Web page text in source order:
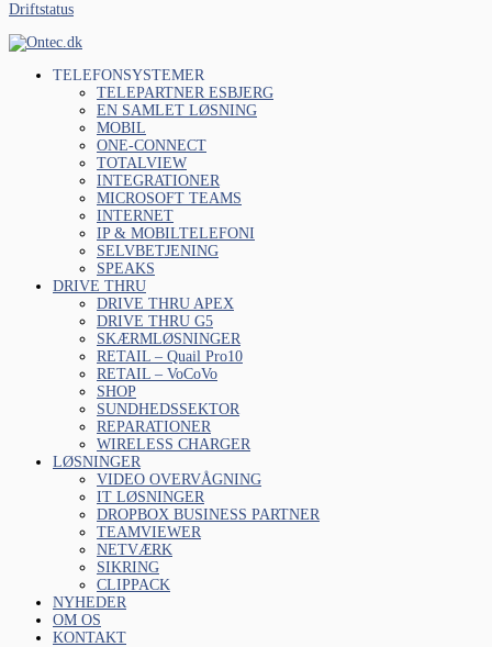
Driftstatus
TELEFONSYSTEMER
TELEPARTNER ESBJERG
EN SAMLET LØSNING
MOBIL
ONE-CONNECT
TOTALVIEW
INTEGRATIONER
MICROSOFT TEAMS
INTERNET
IP & MOBILTELEFONI
SELVBETJENING
SPEAKS
DRIVE THRU
DRIVE THRU APEX
DRIVE THRU G5
SKÆRMLØSNINGER
RETAIL – Quail Pro10
RETAIL – VoCoVo
SHOP
SUNDHEDSSEKTOR
REPARATIONER
WIRELESS CHARGER
LØSNINGER
VIDEO OVERVÅGNING
IT LØSNINGER
DROPBOX BUSINESS PARTNER
TEAMVIEWER
NETVÆRK
SIKRING
CLIPPACK
NYHEDER
OM OS
KONTAKT